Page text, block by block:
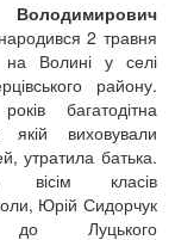
народився 2 травня
Волині у селі
району.
багатодітна
виховували
утратила батька.
вісім класів
Юрій Сидорчук
до Луцького